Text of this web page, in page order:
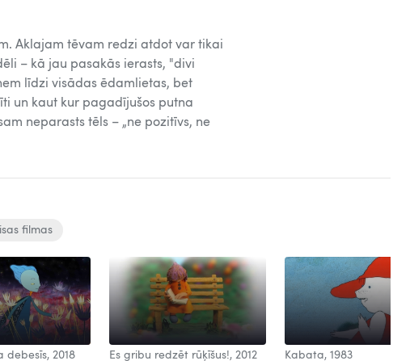
Aklajam tēvam redzi atdot var tikai
– kā jau pasakās ierasts, "divi
līdzi visādas ēdamlietas, bet
un kaut kur pagadījušos putna
neparasts tēls – „ne pozitīvs, ne
filmas
debesīs, 2018 Es gribu redzēt rūķīšus!, 2012 Kabata, 1983